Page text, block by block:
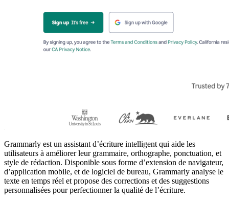
Grammarly est un assistant d’écriture intelligent qui aide les
utilisateurs à améliorer leur grammaire, orthographe, ponctuation, et
style de rédaction. Disponible sous forme d’extension de navigateur,
d’application mobile, et de logiciel de bureau, Grammarly analyse le
texte en temps réel et propose des corrections et des suggestions
personnalisées pour perfectionner la qualité de l’écriture.